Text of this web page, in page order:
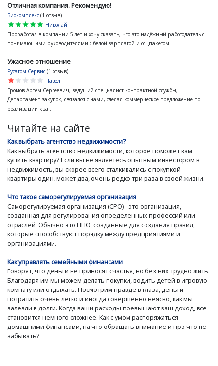
Отличная компания. Рекомендую!
Биокомплекс (1 отзыв)
star
star
star
star
star
Николай
Проработал в компании 5 лет и хочу сказать, что это надёжный работодатель с
понимающими руководителями с белой зарплатой и соцпакетом.
Ужасное отношение
Русатом Сервис (1 отзыв)
star
star
star
star
star
Павел
Громов Артем Сергеевич, ведущий специалист контрактной службы,
Департамент закупок, связался с нами, сделал коммерческое предложение по
реализации ква...
Читайте на сайте
Как выбрать агентство недвижимости?
Как выбрать агентство недвижимости, которое поможет вам
купить квартиру? Если вы не являетесь опытным инвестором в
недвижимость, вы скорее всего сталкивались с покупкой
квартиры один, может два, очень редко три раза в своей жизни.
Что такое саморегулируемая организация
Саморегулируемая организация (СРО) - это организация,
созданная для регулирования определенных профессий или
отраслей. Обычно это НПО, созданные для создания правил,
которые способствуют порядку между предприятиями и
организациями.
Как управлять семейными финансами
Говорят, что деньги не приносят счастья, но без них трудно жить.
Благодаря им мы можем делать покупки, водить детей в игровую
комнату или отдыхать. Посмотрим правде в глаза, деньги
потратить очень легко и иногда совершенно неясно, как мы
залезли в долги. Когда ваши расходы превышают ваш доход, все
становится немного сложнее. Как с умом распоряжаться
домашними финансами, на что обращать внимание и про что не
забывать?